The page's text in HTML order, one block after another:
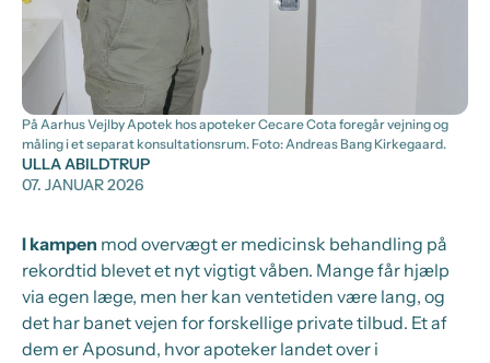
På Aarhus Vejlby Apotek hos apoteker Cecare Cota foregår vejning og
måling i et separat konsultationsrum. Foto: Andreas Bang Kirkegaard.
ULLA ABILDTRUP
07. JANUAR 2026
I kampen mod overvægt er medicinsk behandling på
rekordtid blevet et nyt vigtigt våben. Mange får hjælp
via egen læge, men her kan ventetiden være lang, og
det har banet vejen for forskellige private tilbud. Et af
dem er Aposund, hvor apoteker landet over i